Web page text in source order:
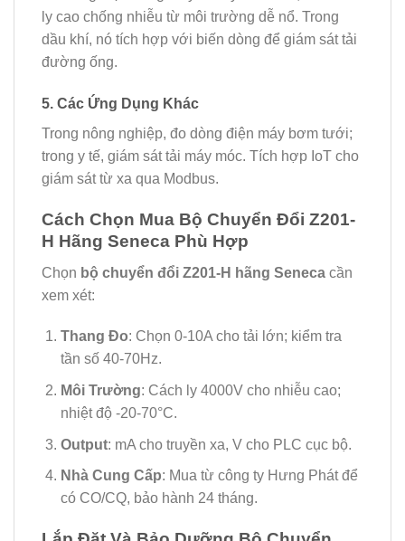
ly cao chống nhiễu từ môi trường dễ nổ. Trong
dầu khí, nó tích hợp với biến dòng để giám sát tải
đường ống.
5. Các Ứng Dụng Khác
Trong nông nghiệp, đo dòng điện máy bơm tưới;
trong y tế, giám sát tải máy móc. Tích hợp IoT cho
giám sát từ xa qua Modbus.
Cách Chọn Mua Bộ Chuyển Đổi Z201-
H Hãng Seneca Phù Hợp
Chọn bộ chuyển đổi Z201-H hãng Seneca cần
xem xét:
Thang Đo: Chọn 0-10A cho tải lớn; kiểm tra
tần số 40-70Hz.
Môi Trường: Cách ly 4000V cho nhiễu cao;
nhiệt độ -20-70°C.
Output: mA cho truyền xa, V cho PLC cục bộ.
Nhà Cung Cấp: Mua từ công ty Hưng Phát để
có CO/CQ, bảo hành 24 tháng.